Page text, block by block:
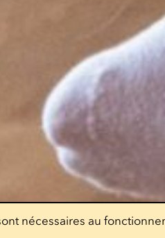
nécessaires au